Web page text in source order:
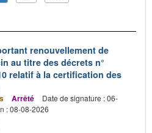
renouvellement de
au titre des décrets n°
relatif à la certification des
Arrêté
Date de signature : 06-
: 08-08-2026